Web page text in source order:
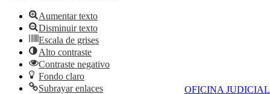
OFICINA JUDICIAL
Aumentar texto
Disminuir texto
Escala de grises
Alto contraste
Contraste negativo
Fondo claro
Subrayar enlaces